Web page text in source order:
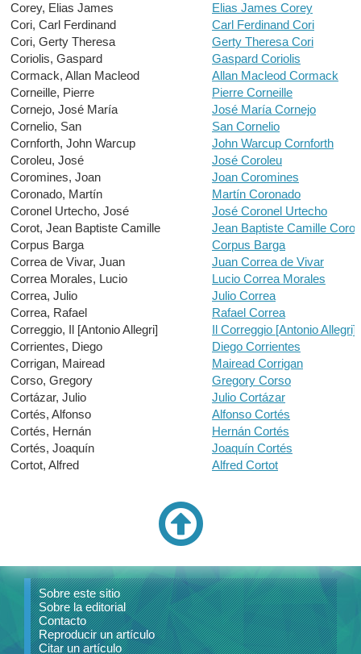
Corey, Elias James
Cori, Carl Ferdinand
Cori, Gerty Theresa
Coriolis, Gaspard
Cormack, Allan Macleod
Corneille, Pierre
Cornejo, José María
Cornelio, San
Cornforth, John Warcup
Coroleu, José
Coromines, Joan
Coronado, Martín
Coronel Urtecho, José
Corot, Jean Baptiste Camille
Corpus Barga
Correa de Vivar, Juan
Correa Morales, Lucio
Correa, Julio
Correa, Rafael
Correggio, Il [Antonio Allegri]
Corrientes, Diego
Corrigan, Mairead
Corso, Gregory
Cortázar, Julio
Cortés, Alfonso
Cortés, Hernán
Cortés, Joaquín
Cortot, Alfred
Elias James Corey
Carl Ferdinand Cori
Gerty Theresa Cori
Gaspard Coriolis
Allan Macleod Cormack
Pierre Corneille
José María Cornejo
San Cornelio
John Warcup Cornforth
José Coroleu
Joan Coromines
Martín Coronado
José Coronel Urtecho
Jean Baptiste Camille Corot
Corpus Barga
Juan Correa de Vivar
Lucio Correa Morales
Julio Correa
Rafael Correa
Il Correggio [Antonio Allegri]
Diego Corrientes
Mairead Corrigan
Gregory Corso
Julio Cortázar
Alfonso Cortés
Hernán Cortés
Joaquín Cortés
Alfred Cortot
Sobre este sitio
Sobre la editorial
Contacto
Reproducir un artículo
Citar un artículo